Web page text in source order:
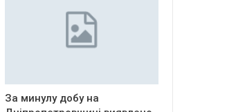
За минулу добу на